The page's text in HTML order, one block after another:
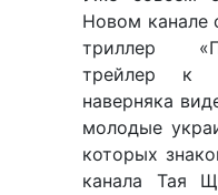
Новом канале
триллер
трейлер к
наверняка
молодые
которых
канала Тая